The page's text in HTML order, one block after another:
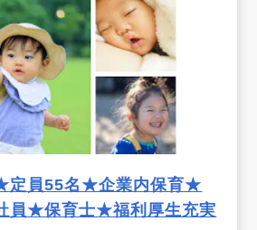
定員55名★企業内保育★
員★保育士★福利厚生充実